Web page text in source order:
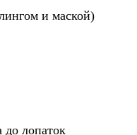
и маской)
до лопаток